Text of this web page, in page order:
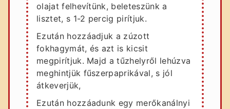
olajat felhevítünk, beleteszünk a
lisztet, s 1-2 percig pirítjuk.
Ezután hozzáadjuk a zúzott
fokhagymát, és azt is kicsit
megpirítjuk. Majd a tűzhelyről lehúzva
meghintjük fűszerpaprikával, s jól
átkeverjük,
Ezután hozzáadunk egy merőkanálnyi